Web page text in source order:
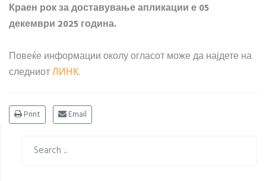
Краен рок за доставување апликации е 05
декември 2025 година.
Повеќе информации околу огласот може да најдете на
следниотЛИНК.
Print Email